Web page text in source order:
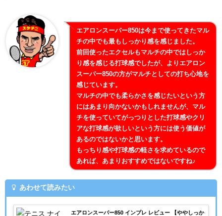
エアロンスーパー850は今まで使ってきたマル
チの中でも最もしっかり感を感じました。
前回使ったエクセルもマルチの中ではしっか
り感を感じる打球感でしたが、よりエアロン
スーパー850の方がマルチとしての打ち心地を
感じています。
マルチの中でも柔らかさを感じたいという方
にはあまり向かないかもしれませんが、マル
チを使っていてがっつりとした打球感やクリ
アな打球感が欲しいという方には使う価値が
あるのではないかと思います。
もっちり感や打球感の軽さを求めているので
あれば、あまりおすすめではないですね♪
あわせて読みたい
エアロンスーパー850 インプレ レビュー 【ややしっか